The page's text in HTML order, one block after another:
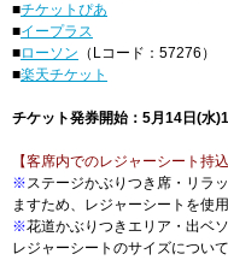
■チケットぴあ
■イープラス
■ローソン （Lコード：57276）
■楽天チケット
チケット発券開始：5月14日(水
【客席内でのレジャーシート持
※ステージかぶりつき席・リラ
ますため、レジャーシートを使
※花道かぶりつきエリア・出ベ
レジャーシートのサイズについ